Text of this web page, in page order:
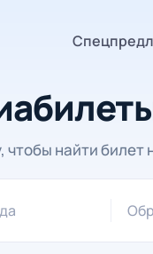
чтобы найти билет